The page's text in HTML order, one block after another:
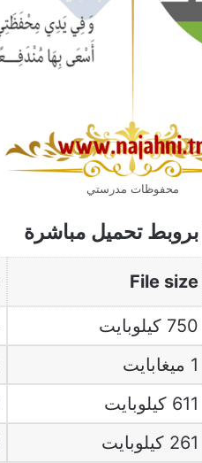
محفوظات مدرستي
بروبط تحميل مباشرة
File size
750 كيلوبايت
1 ميغابايت
611 كيلوبايت
261 كيلوبايت